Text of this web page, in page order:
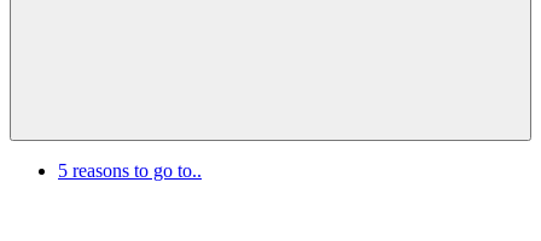
5 reasons to go to..